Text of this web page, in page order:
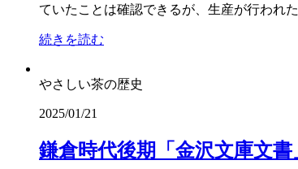
ていたことは確認できるが、生産が行われ
続きを読む
やさしい茶の歴史
2025/01/21
鎌倉時代後期「金沢文庫文